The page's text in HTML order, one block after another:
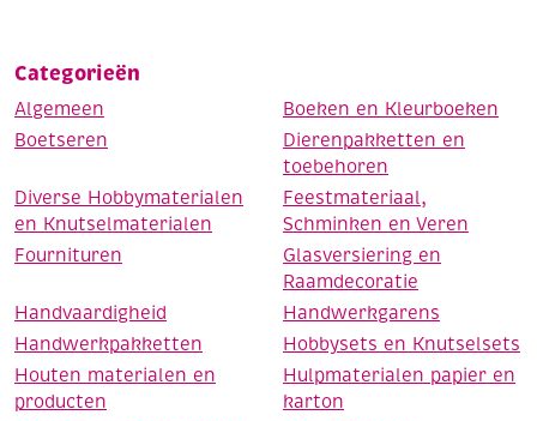
Categorieën
Algemeen
Boeken en Kleurboeken
Boetseren
Dierenpakketten en
toebehoren
Diverse Hobbymaterialen
en Knutselmaterialen
Feestmateriaal,
Schminken en Veren
Fournituren
Glasversiering en
Raamdecoratie
Handvaardigheid
Handwerkgarens
Handwerkpakketten
Hobbysets en Knutselsets
Houten materialen en
producten
Hulpmaterialen papier en
karton